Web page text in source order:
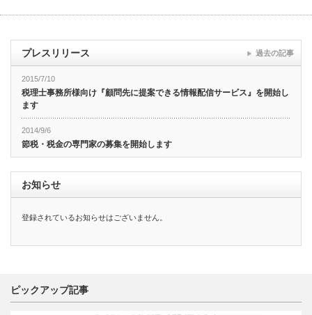
プレスリリース
2015/7/10
税理士事務所様向け『顧問先に提案できる情報配信サービス』を開始し
ます
2014/9/6
節税・税金の専門家の募集を開始します
過去の記事
お知らせ
登録されているお知らせはございません。
ピックアップ記事